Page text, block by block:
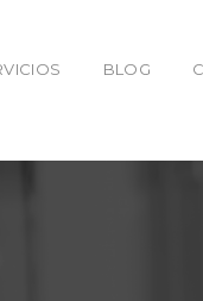
BLOG